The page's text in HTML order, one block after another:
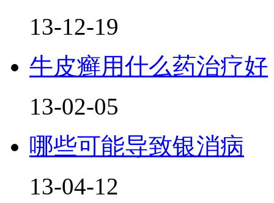
13-12-19
牛皮癣用什么药治疗好
13-02-05
哪些可能导致银消病
13-04-12